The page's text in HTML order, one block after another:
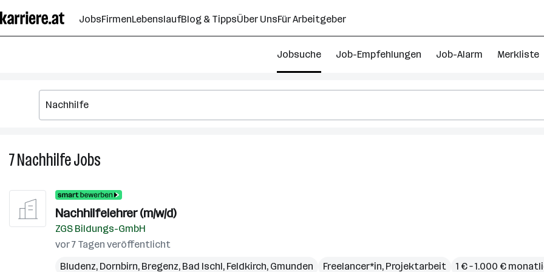
Seiteninhalt
springen
JobsFirmenLebenslaufBlog & TippsÜber UnsFür Arbeitgeber
Jobsuche Job-Empfehlungen Job-Alarm Merkliste
7NachhilfeJobs
Nachhilfelehrer (m/w/d)
ZGS Bildungs-GmbH
vor 7 Tagen veröffentlicht
Bludenz, Dornbirn, Bregenz, Bad Ischl, Feldkirch, Gmunden Freelancer*in, Projektarbeit 1 € – 1.000 €